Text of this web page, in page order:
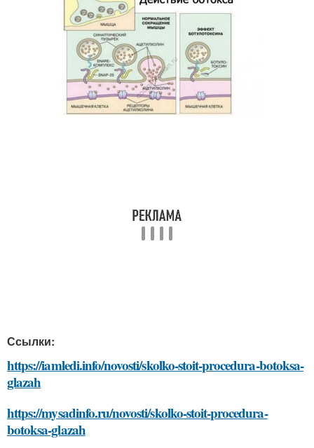
Ссылки:
https://iamledi.info/novosti/skolko-stoit-procedura-botoksa-
glazah
https://mysadinfo.ru/novosti/skolko-stoit-procedura-
botoksa-glazah